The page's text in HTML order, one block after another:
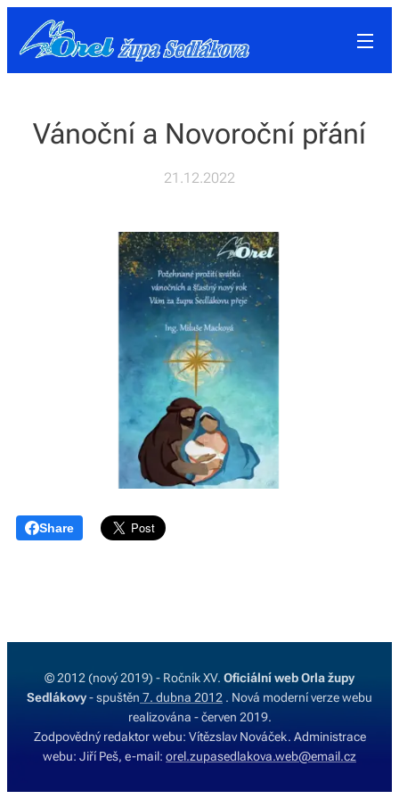
Vánoční a Novoroční přání
21.12.2022
Share
© 2012 (nový 2019) - Ročník XV. Oficiální web Orla župy
Sedlákovy- spuštěn 7. dubna 2012 . Nová moderní verze webu
realizována - červen 2019.
Zodpovědný redaktor webu: Vítězslav Nováček. Administrace
webu: Jiří Peš, e-mail: orel.zupasedlakova.web@email.cz